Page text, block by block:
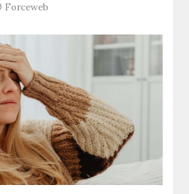
Forceweb